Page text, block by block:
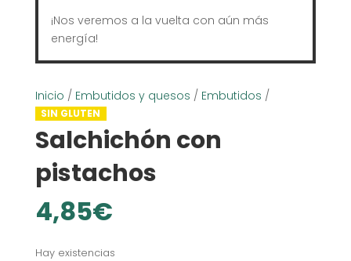
¡Nos veremos a la vuelta con aún más
energía!
Inicio / Embutidos y quesos / Embutidos /
SIN GLUTEN
Salchichón con
pistachos
4,85€
Hay existencias